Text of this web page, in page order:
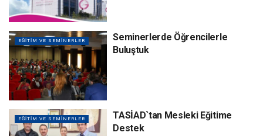
EĞİTİM VE SEMİNERLER
Seminerlerde Öğrencilerle
Buluştuk
EĞİTİM VE SEMİNERLER
TASİAD`tan Mesleki Eğitime
Destek